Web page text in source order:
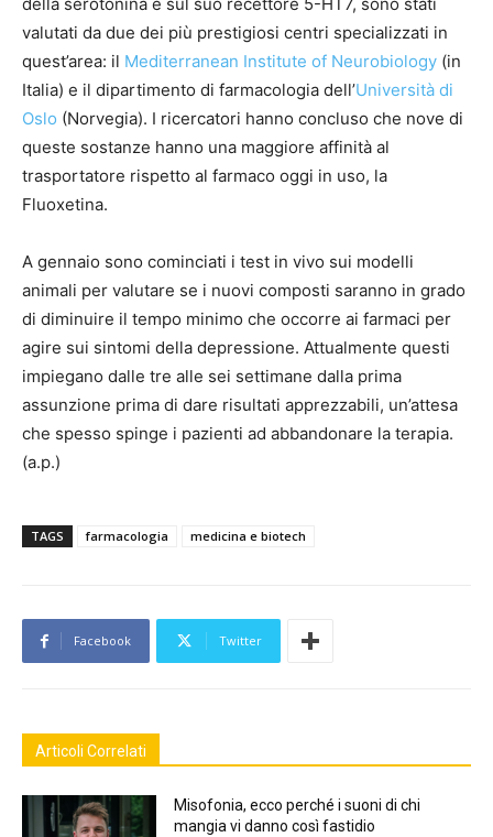
valutati da due dei più prestigiosi centri specializzati in
quest’area: il Mediterranean Institute of Neurobiology (in
Italia) e il dipartimento di farmacologia dell’Università di
Oslo (Norvegia). I ricercatori hanno concluso che nove di
queste sostanze hanno una maggiore affinità al
trasportatore rispetto al farmaco oggi in uso, la
Fluoxetina.
A gennaio sono cominciati i test in vivo sui modelli
animali per valutare se i nuovi composti saranno in grado
di diminuire il tempo minimo che occorre ai farmaci per
agire sui sintomi della depressione. Attualmente questi
impiegano dalle tre alle sei settimane dalla prima
assunzione prima di dare risultati apprezzabili, un’attesa
che spesso spinge i pazienti ad abbandonare la terapia.
(a.p.)
TAGS farmacologia medicina e biotech
Facebook Twitter
Articoli Correlati
Misofonia, ecco perché i suoni di chi
mangia vi danno così fastidio